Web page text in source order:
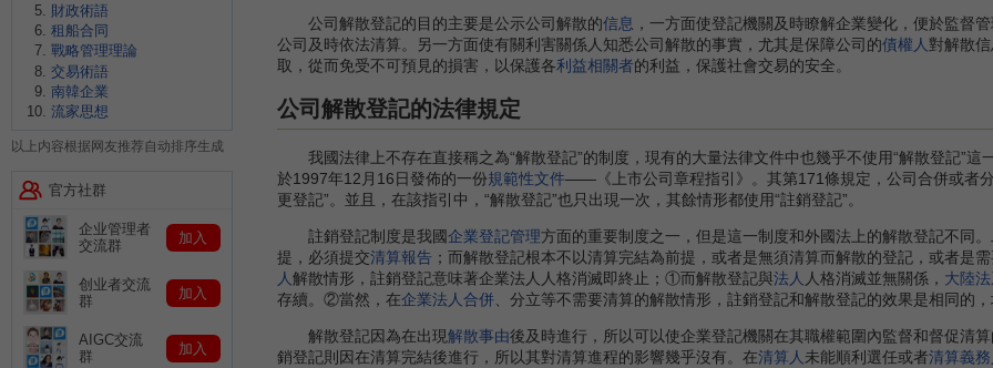
公司解散登記的目的主要是公示公司解散的信息 ，一方面使登記機關及時瞭解企業變化，便於監督
公司及時依法清算。另一方面使有關利害關係人知悉公司解散的事實，尤其是保障公司的債權人 對解散
取，從而免受不可預見的損害，以保護各利益相關者的利益，保護社會交易的安全。
公司解散登記的法律規定
我國法律上不存在直接稱之為“解散登記”的制度，現有的大量法律文件中也幾乎不使用“解散登記”這
於1997年12月16日發佈的一份規範性文件——《上市公司章程指引》。其第171條規定，公司合併或者
更登記”。並且，在該指引中，“解散登記”也只出現一次，其餘情形都使用“註銷登記”。
註銷登記制度是我國企業登記管理方面的重要制度之一，但是這一制度和外國法上的解散登記不同
提，必須提交清算報告 ；而解散登記根本不以清算完結為前提，或者是無須清算而解散的登記，或者是
人解散情形，註銷登記意味著企業法人人格消滅即終止；①而解散登記與法人 人格消滅並無關係， 大陸
存續。②當然，在企業法人合併、分立等不需要清算的解散情形，註銷登記和解散登記的效果是相同的
解散登記因為在出現解散事由後及時進行，所以可以使企業登記機關在其職權範圍內監督和督促清
銷登記則因在清算完結後進行，所以其對清算進程的影響幾乎沒有。在清算人未能順利選任或者清算義務
財政術語
租船合同
戰略管理理論
交易術語
南韓企業
流家思想
以上内容根据网友推荐自动排序生成
官方社群
企业管理者
交流群
加入
创业者交流
群
加入
AIGC交流
群
加入